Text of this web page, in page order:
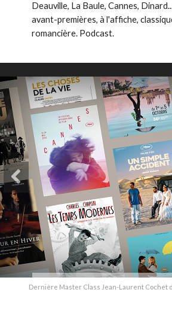
Deauville, La Baule, Cannes,
avant-premières, à l'affiche,
romancière. Podcast.
Dernière Master Class Jean-Laurent Cochet